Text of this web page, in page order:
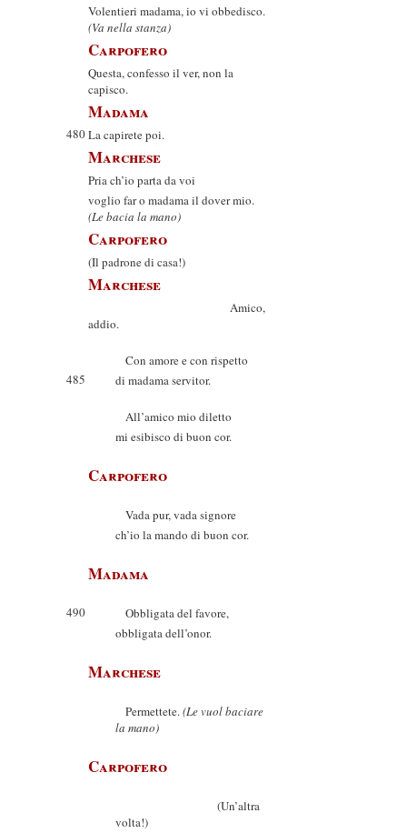
Volentieri madama, io vi obbedisco.
(Va nella stanza)
Carpofero
Questa, confesso il ver, non la
capisco.
Madama
480La capirete poi.
Marchese
Pria ch’io parta da voi
voglio far o madama il dover mio.
(Le bacia la mano)
Carpofero
(Il padrone di casa!)
Marchese
Amico,
addio.
Con amore e con rispetto
485
di madama servitor.
All’amico mio diletto
mi esibisco di buon cor.
Carpofero
Vada pur, vada signore
ch’io la mando di buon cor.
Madama
490
Obbligata del favore,
obbligata dell’onor.
Marchese
Permettete.(Le vuol baciare
la mano)
Carpofero
(Un’altra
volta!)